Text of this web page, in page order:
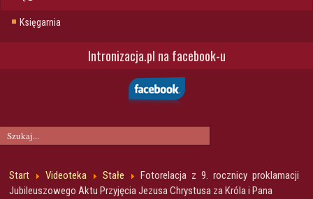
Księgarnia
Intronizacja.pl na facebook-u
Start Videoteka Stałe
Fotorelacja z 9. rocznicy proklamacji
Jubileuszowego Aktu Przyjęcia Jezusa Chrystusa za Króla i Pana